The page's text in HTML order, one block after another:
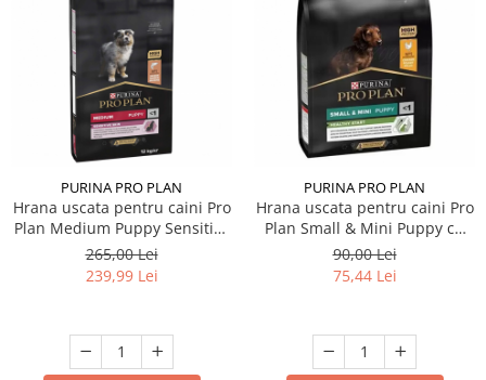
PURINA PRO PLAN
Hrana uscata pentru caini Pro
Plan Medium Puppy Sensitive
Skin cu somon 12 kg
265,00 Lei
239,99 Lei
PURINA PRO PLAN
Hrana uscata pentru caini Pro
Plan Small & Mini Puppy cu
pui 3 kg
90,00 Lei
75,44 Lei